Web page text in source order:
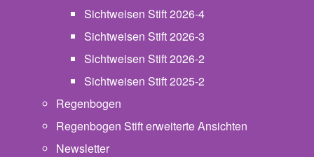
Sichtweisen Stift 2026-4
Sichtweisen Stift 2026-3
Sichtweisen Stift 2026-2
Sichtweisen Stift 2025-2
Regenbogen
Regenbogen Stift erweiterte Ansichten
Newsletter